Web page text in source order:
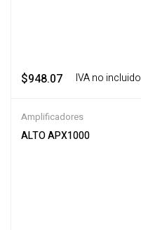
$948.07 ‎ ‎ ‎ IVA no incluido
Amplificadores
ALTO APX1000